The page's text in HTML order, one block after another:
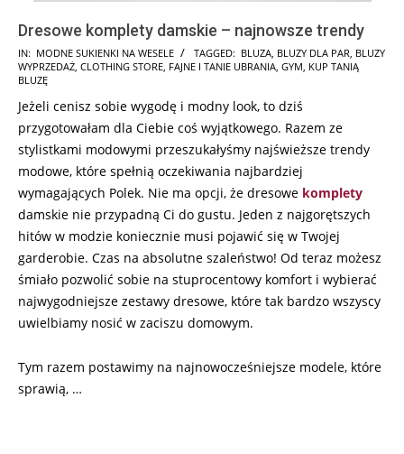
Dresowe komplety damskie – najnowsze trendy
2024-
08-
IN: MODNE SUKIENKI NA WESELE TAGGED: BLUZA, BLUZY DLA PAR, BLUZY
WYPRZEDAŻ, CLOTHING STORE, FAJNE I TANIE UBRANIA, GYM, KUP TANIĄ
BLUZĘ
Jeżeli cenisz sobie wygodę i modny look, to dziś
przygotowałam dla Ciebie coś wyjątkowego. Razem ze
stylistkami modowymi przeszukałyśmy najświeższe trendy
modowe, które spełnią oczekiwania najbardziej
wymagających Polek. Nie ma opcji, że dresowe komplety
damskie nie przypadną Ci do gustu. Jeden z najgorętszych
hitów w modzie koniecznie musi pojawić się w Twojej
garderobie. Czas na absolutne szaleństwo! Od teraz możesz
śmiało pozwolić sobie na stuprocentowy komfort i wybierać
najwygodniejsze zestawy dresowe, które tak bardzo wszyscy
uwielbiamy nosić w zaciszu domowym.
Tym razem postawimy na najnowocześniejsze modele, które
sprawią, …